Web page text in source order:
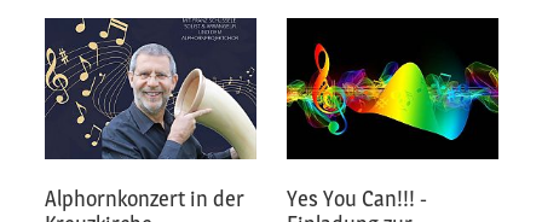
Alphornkonzert in der
Yes You Can!!! -